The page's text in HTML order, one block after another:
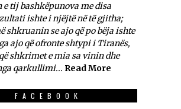
tij bashkëpunova me disa
ishte i njëjtë në të gjitha;
shkruanin se ajo që po bëja ishte
ajo që ofronte shtypi i Tiranës,
shkrimet e mia sa vinin dhe
qarkullimi... Read More
FACEBOOK